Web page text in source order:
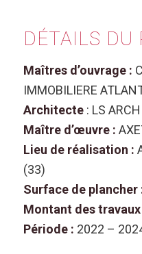
DÉTAILS DU
Maîtres d’ouvrage :
IMMOBILIERE
Architecte: LS
Maître d’œuvre :
Lieu de réalisation :
(33)
Surface de plancher
Montant des travaux
Période : 2022 –